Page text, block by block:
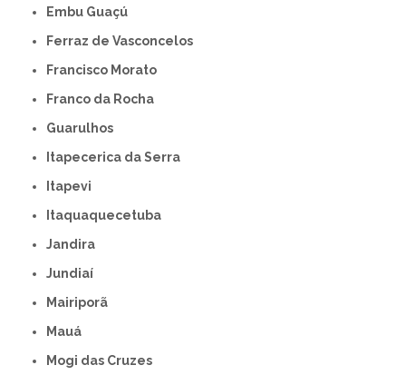
Embu Guaçú
Ferraz de Vasconcelos
Francisco Morato
Franco da Rocha
Guarulhos
Itapecerica da Serra
Itapevi
Itaquaquecetuba
Jandira
Jundiaí
Mairiporã
Mauá
Mogi das Cruzes